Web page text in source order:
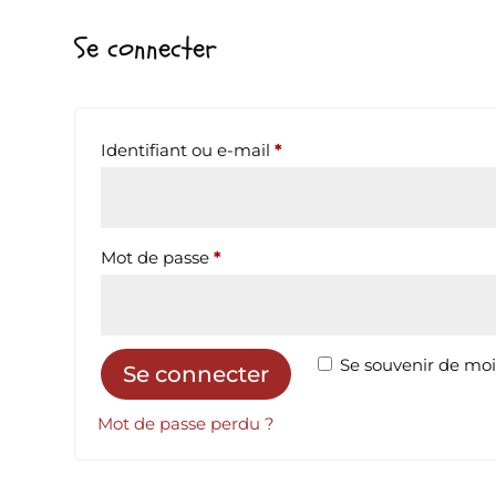
Se connecter
Identifiant ou e-mail*Obligatoire
Mot de passe*Obligatoire
Se souvenir de moi
Se connecter
Mot de passe perdu ?